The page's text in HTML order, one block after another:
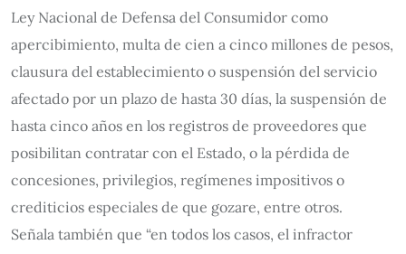
Ley Nacional de Defensa del Consumidor como
apercibimiento, multa de cien a cinco millones de pesos,
clausura del establecimiento o suspensión del servicio
afectado por un plazo de hasta 30 días, la suspensión de
hasta cinco años en los registros de proveedores que
posibilitan contratar con el Estado, o la pérdida de
concesiones, privilegios, regímenes impositivos o
crediticios especiales de que gozare, entre otros.
Señala también que “en todos los casos, el infractor